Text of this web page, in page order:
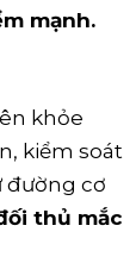
mạnh.
khỏe
kiểm soát
đường cơ
thủ mắc